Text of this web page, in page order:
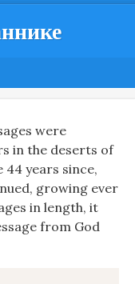
were
in the deserts of
44 years since,
growing ever
in length, it
from God